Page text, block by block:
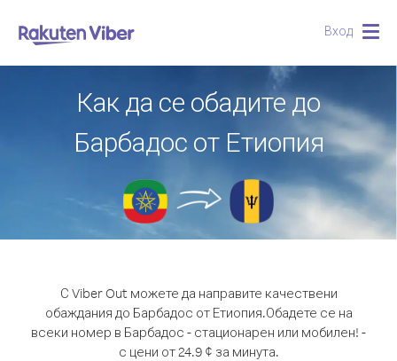
Вход
Как да се обадите до
Барбадос от Етиопия
С Viber Out можете да направите качествени
обаждания до Барбадос от Етиопия.Обадете се на
всеки номер в Барбадос - стационарен или мобилен! -
с цени от 24.9 ¢ за минута.